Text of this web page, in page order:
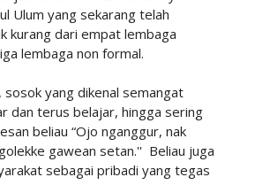
Ulum yang sekarang telah
kurang dari empat lembaga
lembaga non formal.
sosok yang dikenal semangat
dan terus belajar, hingga sering
beliau “Ojo nganggur, nak
gawean setan.'' Beliau juga
sebagai pribadi yang tegas